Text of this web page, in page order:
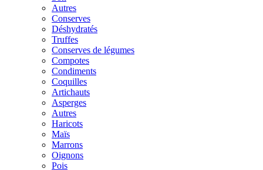
Autres
Conserves
Déshydratés
Truffes
Conserves de légumes
Compotes
Condiments
Coquilles
Artichauts
Asperges
Autres
Haricots
Maïs
Marrons
Oignons
Pois